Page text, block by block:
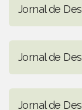
Jornal de
Jornal de
Jornal de